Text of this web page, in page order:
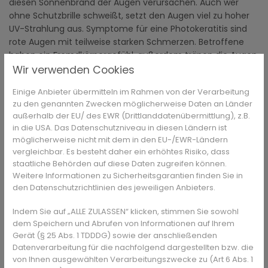
diesen Sonnenbrand der Augen verursachen. Auch wer
ohne Schutzbrille schweißt, setzt den Augen viel zu hoher
UV-Strahlung aus. Symptome für eine Photokeratitis sind
rote Augen mit teilweise starken Schmerzen. Betroffene
haben ein Fremdkörpergefühl, außerdem tränen die Augen.
Außerdem kann es zu Sehstörungen und Lidkrämpfen
sofort auf, sondern erst nach ungefähr 6 bis 12 Stunden
nachdem die Augen der erhöhten Strahlung ausgesetzt
waren. Die Schäden treten am Epithel, der äußeren
Hornhaut des Auges, auf und sorgen dort dafür, dass dort
Zellen absterben. Die dadurch frei liegenden Nervenenden
sorgen dafür, dass die Photokeratitis äußerst schmerzhaft
ist.
Sie haben Fragen zu Photokeratitis oder anderen
allgemeinen Gesundheitsinformationen?
Gesundheits-Experten und -Expertinnen aus Ihrer
Region beraten Sie gerne. Hier gelangen Sie zur
Wir verwenden Cookies
Einige Anbieter übermitteln im Rahmen von der Verarbeitung
zu den genannten Zwecken möglicherweise Daten an Länder
außerhalb der EU/ des EWR (Drittlanddatenübermittlung), z.B.
in die USA. Das Datenschutzniveau in diesen Ländern ist
möglicherweise nicht mit dem in den EU-/EWR-Ländern
vergleichbar. Es besteht daher ein erhöhtes Risiko, dass
staatliche Behörden auf diese Daten zugreifen können.
Weitere Informationen zu Sicherheitsgarantien finden Sie in
den Datenschutzrichtlinien des jeweiligen Anbieters.
Indem Sie auf „ALLE ZULASSEN“ klicken, stimmen Sie sowohl
dem Speichern und Abrufen von Informationen auf Ihrem
Gerät (§ 25 Abs. 1 TDDDG) sowie der anschließenden
Datenverarbeitung für die nachfolgend dargestellten bzw. die
von Ihnen ausgewählten Verarbeitungszwecke zu (Art 6 Abs. 1